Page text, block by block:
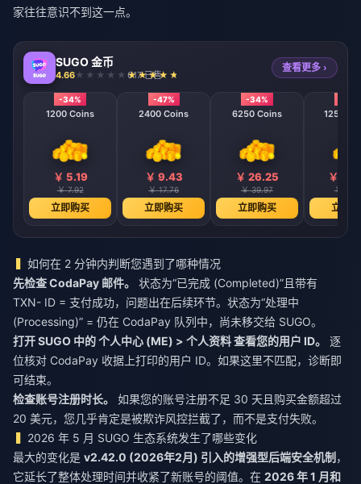
家往往意识不到这一点。
SUGO 金币
4.66 617 已售
查看更多 ›
-34%
1200 Coins
￥ 5.19
￥ 7.92
立即购买
-47%
2400 Coins
￥ 9.43
￥ 17.76
立即购买
-34%
6250 Coins
￥ 26.25
￥ 39.97
立即购买
12500
￥
￥
立即
如何在 2 分钟内判断您遇到了哪种情况
先检查 CodaPay 邮件。
状态为“已完成 (Completed)”且带有
TXN- ID = 支付成功，问题出在后续环节。状态为“处理中
(Processing)” = 仍在 CodaPay 队列中，尚未移交给 SUGO。
打开 SUGO 中的 个人中心 (ME) > 个人资料 查看您的用户 ID。
逐
位核对 CodaPay 收据上打印的用户 ID。如果这里不匹配，诊断即
可结束。
检查账号注册时长。
如果您的账号注册不足 30 天且购买金额超过
20 美元，您几乎肯定是被欺诈风控拦截了，而不是支付失败。
2026 年 5 月 SUGO 生态系统发生了哪些变化
最大的变化是 v2.42.0 (2026年2月) 引入的增强型后端安全机制 ，
它延长了整体处理时间并收紧了新账号的阈值。在 2026 年 1 月和